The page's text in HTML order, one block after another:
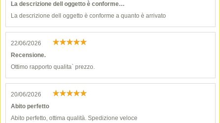
La descrizione dell oggetto è conforme…
La descrizione dell oggetto è conforme a quanto è arrivato
22/06/2026
Recensione.
Ottimo rapporto qualita` prezzo.
20/06/2026
Abito perfetto
Abito perfetto, ottima qualità. Spedizione veloce